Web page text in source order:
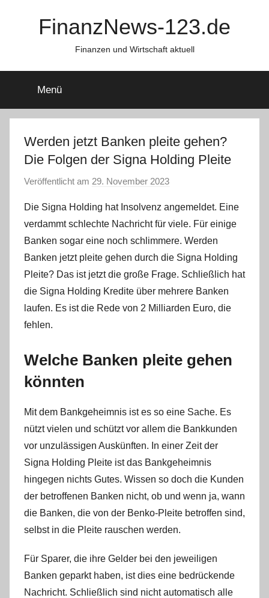
FinanzNews-123.de
Finanzen und Wirtschaft aktuell
Menü
Werden jetzt Banken pleite gehen?
Die Folgen der Signa Holding Pleite
Veröffentlicht am 29. November 2023
n
a
d
m
i
n
Die Signa Holding hat Insolvenz angemeldet. Eine
verdammt schlechte Nachricht für viele. Für einige
Banken sogar eine noch schlimmere. Werden
Banken jetzt pleite gehen durch die Signa Holding
Pleite? Das ist jetzt die große Frage. Schließlich hat
die Signa Holding Kredite über mehrere Banken
laufen. Es ist die Rede von 2 Milliarden Euro, die
fehlen.
Welche Banken pleite gehen
könnten
Mit dem Bankgeheimnis ist es so eine Sache. Es
nützt vielen und schützt vor allem die Bankkunden
vor unzulässigen Auskünften. In einer Zeit der
Signa Holding Pleite ist das Bankgeheimnis
hingegen nichts Gutes. Wissen so doch die Kunden
der betroffenen Banken nicht, ob und wenn ja, wann
die Banken, die von der Benko-Pleite betroffen sind,
selbst in die Pleite rauschen werden.
Für Sparer, die ihre Gelder bei den jeweiligen
Banken geparkt haben, ist dies eine bedrückende
Nachricht. Schließlich sind nicht automatisch alle